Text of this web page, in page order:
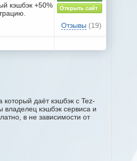
кэшбэк +50%
Открыть сайт
Отзывы (19)
даёт кэшбэк с Tez-
владелец кэшбэк сервиса и
в не зависимости от